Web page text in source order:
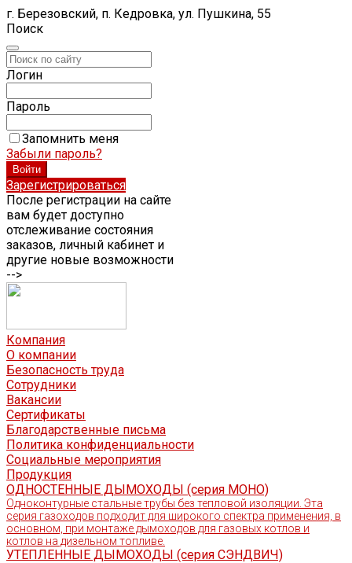
г. Березовский, п. Кедровка, ул. Пушкина, 55
Поиск
Логин
Пароль
Запомнить меня
Забыли пароль?
Зарегистрироваться
После регистрации на сайте
вам будет доступно
отслеживание состояния
заказов, личный кабинет и
другие новые возможности
-->
Компания
О компании
Безопасность труда
Сотрудники
Вакансии
Сертификаты
Благодарственные письма
Политика конфиденциальности
Социальные мероприятия
Продукция
ОДНОСТЕННЫЕ ДЫМОХОДЫ (серия МОНО)
Одноконтурные стальные трубы без тепловой изоляции. Эта
серия газоходов подходит для широкого спектра применения, в
основном, при монтаже дымоходов для газовых котлов и
котлов на дизельном топливе.
УТЕПЛЕННЫЕ ДЫМОХОДЫ (серия СЭНДВИЧ)